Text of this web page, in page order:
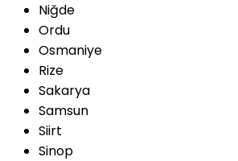
Niğde
Ordu
Osmaniye
Rize
Sakarya
Samsun
Siirt
Sinop